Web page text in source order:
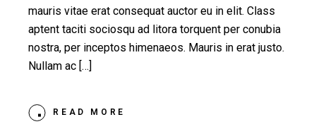
mauris vitae erat consequat auctor eu in elit. Class
aptent taciti sociosqu ad litora torquent per conubia
nostra, per inceptos himenaeos. Mauris in erat justo.
Nullam ac […]
READ MORE